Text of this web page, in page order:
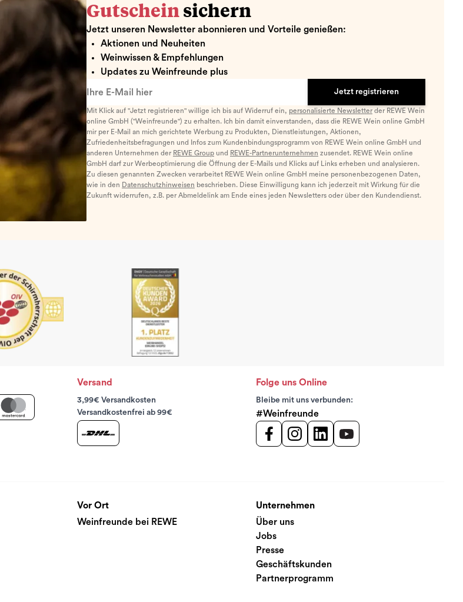
Gutschein sichern
Jetzt unseren Newsletter abonnieren und Vorteile genießen:
Aktionen und Neuheiten
Weinwissen & Empfehlungen
Updates zu Weinfreunde plus
Jetzt registrieren
Mit Klick auf "Jetzt registrieren" willige ich bis auf Widerruf ein, personalisierte Newsletterder REWE Wein
online GmbH ("Weinfreunde") zu erhalten. Ich bin damit einverstanden, dass die REWE Wein online GmbH
mir per E-Mail an mich gerichtete Werbung zu Produkten, Dienstleistungen, Aktionen,
Zufriedenheitsbefragungen und Infos zum Kundenbindungsprogramm von REWE Wein online GmbH und
anderen Unternehmen der REWE Group und REWE-Partnerunternehmen zusendet. REWE Wein online
GmbH darf zur Werbeoptimierung die Öffnung der E-Mails und Klicks auf Links erheben und analysieren.
Zu diesen genannten Zwecken verarbeitet REWE Wein online GmbH meine personenbezogenen Daten,
wie in den Datenschutzhinweisen beschrieben. Diese Einwilligung kann ich jederzeit mit Wirkung für die
Zukunft widerrufen, z.B. per Abmeldelink am Ende eines jeden Newsletters oder über den Kundendienst.
Versand
3,99€ Versandkosten
Versandkostenfrei ab 99€
Folge uns Online
Bleibe mit uns verbunden:
#Weinfreunde
Vor Ort
Weinfreunde bei REWE
Unternehmen
Über uns
Jobs
Presse
Geschäftskunden
Partnerprogramm